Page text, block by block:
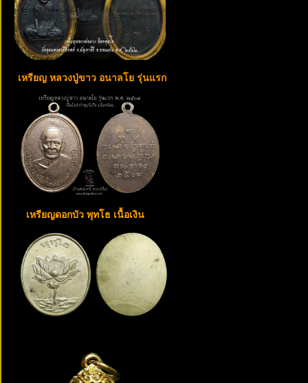
เหรียญ หลวงปู่ขาว อนาลโย รุ่นแรก
เหรียญดอกบัว พุทโธ เนื้อเงิน